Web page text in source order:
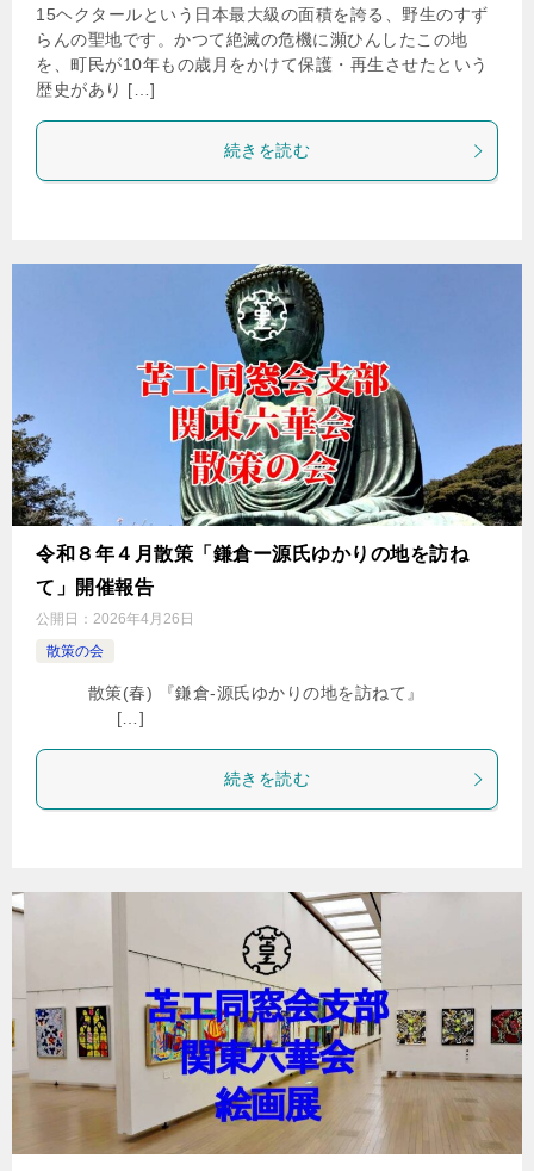
15ヘクタールという日本最大級の面積を誇る、野生のすず
らんの聖地です。かつて絶滅の危機に瀕ひんしたこの地
を、町民が10年もの歳月をかけて保護・再生させたという
歴史があり […]
続きを読む
令和８年４月散策「鎌倉ー源氏ゆかりの地を訪ね
て」開催報告
公開日： 2026年4月26日
散策の会
散策(春) 『鎌倉-源氏ゆかりの地を訪ねて』
[…]
続きを読む